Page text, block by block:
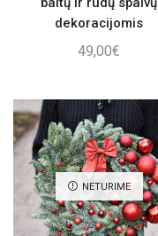
dekoracijomis
49,00€
NETURIME